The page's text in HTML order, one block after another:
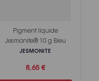
Pigment liquide
Jesmonite® 10 g Bleu
JESMONITE
8,65 €